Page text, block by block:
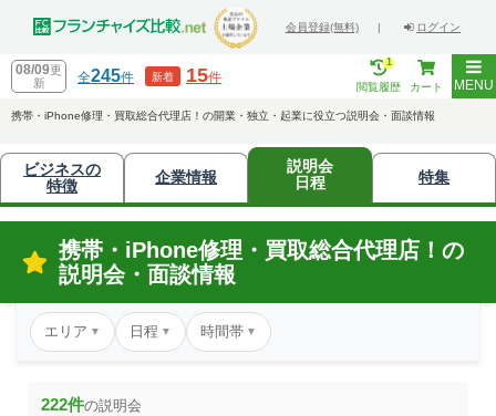
会員登録(無料) | ログイン
08/09更
新
全245件 新着 15件
1
閲覧履歴 カート MENU
携帯・iPhone修理・買取総合代理店！の開業・独立・起業に役立つ説明会・面談情報
ビジネスの
特徴
企業情報
説明会
日程
特集
携帯・iPhone修理・買取総合代理店！の
説明会・面談情報
エリア ▼ 日程 ▼ 時間帯 ▼
222件の説明会